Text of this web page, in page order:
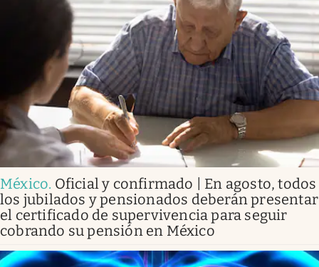
México. Oficial y confirmado | En agosto, todos
los jubilados y pensionados deberán presentar
el certificado de supervivencia para seguir
cobrando su pensión en México